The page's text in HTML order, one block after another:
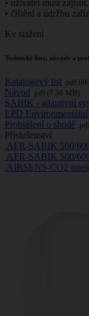
• uživatel musí
• čištění a údržbu
Ke stažení
Technické listy, návody a
Katalogový list .pdf
Návod .pdf (7.36 MB)
SABIK - adaptivní
EPD
Prohlášení o shodě
Příslušenství
AFR-SABIK 500/
AFR-SABIK 500/
AIRSENS-CO2